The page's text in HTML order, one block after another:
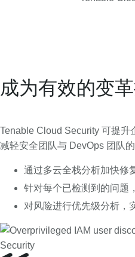
成为有效的变
Tenable Cloud Security 可提升
减轻安全团队与 DevOps 团队的
通过多云全栈分析加快修
针对每个已检测到的问题
对风险进行优先级分析，